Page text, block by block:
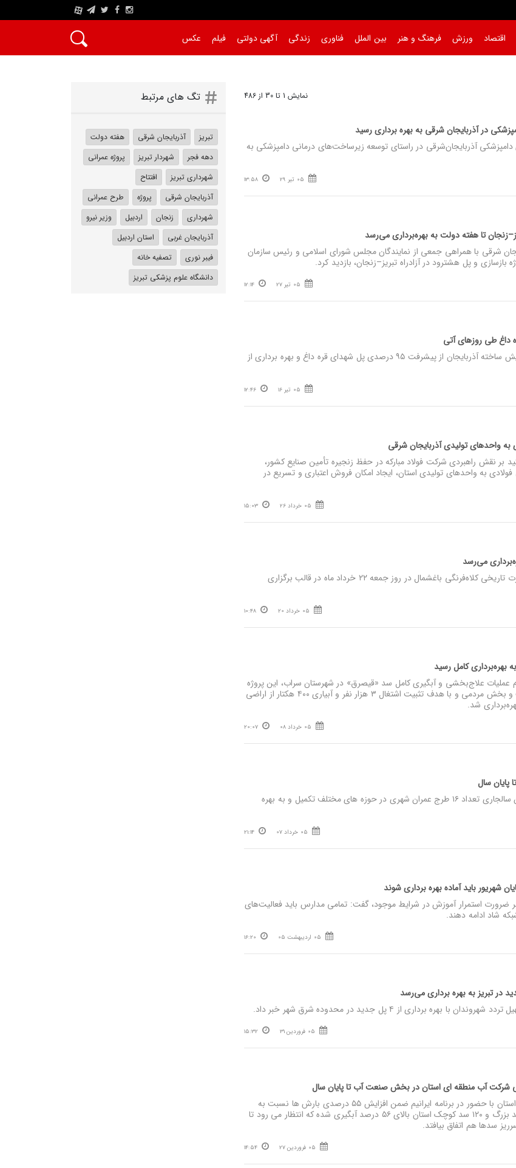
A
اقتصاد ورزش فرهنگ و هنر بین الملل فناوری زندگی آگهی دولتی فیلم عکس
نمایش 1 تا 30 از 486
در آذربایجان‌ شرقی به بهره‌ برداری رسید
دامپزشکی آذربایجان‌شرقی در راستای توسعه زیرساخت‌های درمانی دامپزشکی به
05 تیر 29 13:58
تا هفته دولت به بهره‌برداری می‌رسد‌
شرقی با همراهی جمعی از نمایندگان مجلس شورای اسلامی و رئیس سازمان
و پل هشترود در آزادراه تبریز–زنجان، بازدید کرد.
05 تیر 27 12:14
داغ طی روزهای آتی
نصر: مدیرعامل شرکت خانه سازی پیش ساخته آذربایجان از پیشرفت ۹۵ درصدی پل شهدای قره داغ و بهره برداری از
05 تیر 16 12:46
واحدهای تولیدی آذربایجان شرقی
بر نقش راهبردی شرکت فولاد مبارکه در حفظ زنجیره تأمین صنایع کشور،
به واحدهای تولیدی استان، ایجاد امکان فروش اعتباری و تسریع در
05 خرداد 26 15:03
نصر: شهردار تبریز از بهره‌برداری عمارت تاریخی کلاه‌فرنگی باغشمال در روز جمعه ۲۲ خرداد ماه در قالب برگزاری
05 خرداد 20 10:48
کامل رسید
عملیات علاج‌بخشی و آبگیری کامل سد «قیصرق» در شهرستان سراب، این پروژه
عمرانی با الگوی موفق مشارکت دولت و بخش مردمی و با هدف تثبیت اشتغال ۳ هزار نفر و آبیاری ۴۰۰ هکتار از اراضی
شد.
05 خرداد 08 20:07
نصر: شهردار مراغه اعلام کرد: تا پایان سالجاری تعداد ۱۶ طرج عمران شهری در حوزه های مختلف تکمیل و به بهره
05 خرداد 07 21:14
شهریور باید آماده بهره‌ برداری شوند
ضرورت استمرار آموزش در شرایط موجود، گفت: تمامی مدارس باید فعالیت‌های
شاد ادامه دهند.
05 اردیبهشت 05 16:20
در تبریز به بهره برداری می‌رسد
برداری از ۴ پل جدید در محدوده شرق شهر خبر داد.
05 فروردین 31 15:32
شرکت آب منطقه ای استان در بخش صنعت آب تا پایان سال
نصر: مدیرعامل شرکت آب منطقه‌ای استان با حضور در برنامه ایرانیم ضمن افزایش ۵۵ درصدی بارش ها نسبت به
شش ماهه سال گذشته گفت : از ۱۱ سد بزرگ و ۱۲۰ سد کوچک استان بالای ۵۶ درصد آبگیری شده که انتظار می رود تا
سدها هم اتفاق بیافتد.
05 فروردین 27 14:54
تگ های مرتبط
تبریز آذربایجان شرقی
هفته دولت
دهه فجر
شهردار تبریز
پروژه عمرانی
شهرداری تبریز
افتتاح
آذربایجان شرقی
پروژه
طرح عمرانی
شهرداری
زنجان اردبیل
وزیر نیرو
آذربایجان غربی
استان اردبیل
فیبر نوری
تصفیه خانه
دانشگاه علوم پزشکی تبریز